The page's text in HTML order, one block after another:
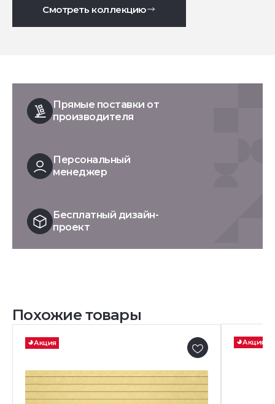
Смотреть коллекцию
Прямые поставки от
производителя
Персональный
менеджер
Бесплатный дизайн-
проект
Похожие товары
Акция Акция